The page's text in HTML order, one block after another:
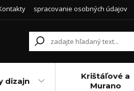
spracovanie osobných údajov
dizajn
Krištáľové a
Murano